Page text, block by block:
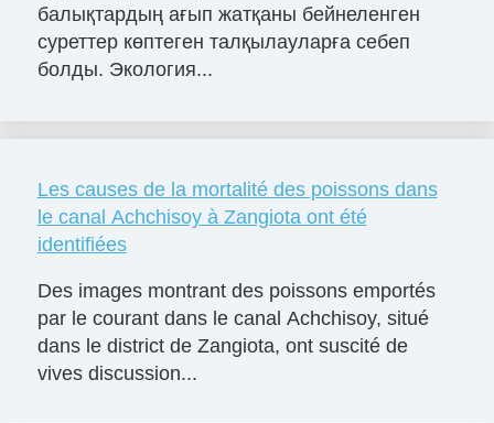
балықтардың ағып жатқаны бейнеленген
суреттер көптеген талқылауларға себеп
болды. Экология...
Les causes de la mortalité des poissons dans
le canal Achchisoy à Zangiota ont été
identifiées
Des images montrant des poissons emportés
par le courant dans le canal Achchisoy, situé
dans le district de Zangiota, ont suscité de
vives discussion...